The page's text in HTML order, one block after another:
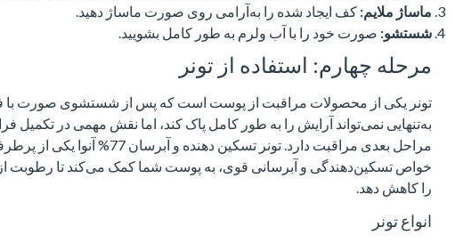
ماساژ ملایم: کف ایجاد شده را به‌آرامی روی صورت ماساژ دهید.
شستشو: صورت خود را با آب ولرم به طور کامل بشویید.
مرحله چهارم: استفاده از تونر
تونر یکی از محصولات مراقبت از پوست است که پس از شستشوی صورت با
به‌تنهایی نمی‌تواند آرایش را به طور کامل پاک کند، اما نقش مهمی در تکمیل
مراحل بعدی مراقبت دارد. تونر تسکین
خواص تسکین‌دهندگی و آبرسانی قوی، به پوست شما کمک می‌کند تا رطوبت از
را کاهش دهد.
انواع تونر